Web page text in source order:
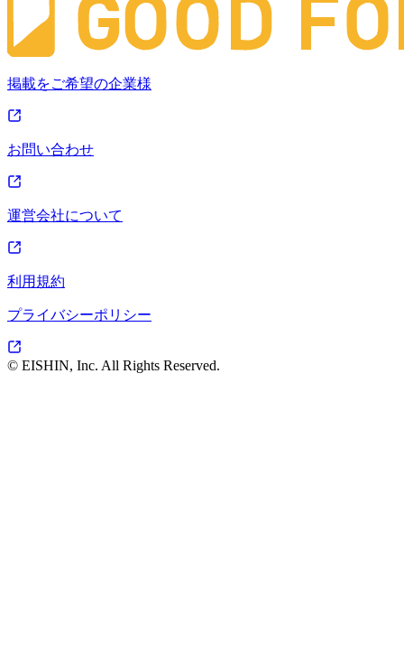
掲載をご希望の企業様
お問い合わせ
運営会社について
利用規約
プライバシーポリシー
© EISHIN, Inc. All Rights Reserved.